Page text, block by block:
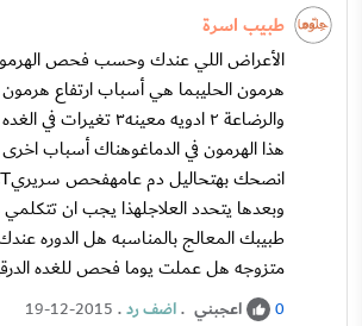
طبيب اسرة
الأعراض اللي عندك وحسب فحص
والرضاعة ٢ ادويه معينه٣
هذا الهرمون في الدماغوهناك أسباب
وبعدها يتحدد العلاجلهذا يجب ان تتكلمي
طبيبك المعالج بالمناسبه هل الدوره
متزوجه هل عملت يوما فحص للغده
0 اعجبني .اضف رد.
19-12-2015